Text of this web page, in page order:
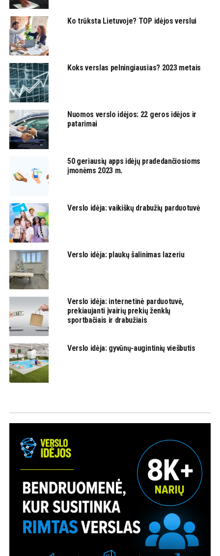
Ko trūksta Lietuvoje? TOP idėjos verslui
Koks verslas pelningiausias? 2023 metais
Nuomos verslo idėjos: 22 geros idėjos ir
patarimai
50 geriausių apps idėjų pradedančiosioms
įmonėms 2023 m.
Verslo idėja: vaikiškų drabužių parduotuvė
Verslo idėja: plaukų šalinimas lazeriu
Verslo idėja: internetinė parduotuvė,
prekiaujanti įvairių prekių ženklų
sportbačiais ir drabužiais
Verslo idėja: gyvūnų-augintinių viešbutis